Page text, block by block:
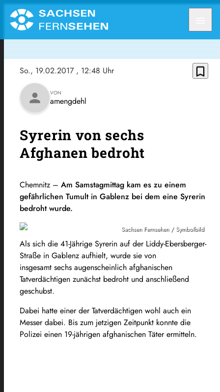
So., 19.02.2017 , 12:48 Uhr bookmark_border
person VON
amengdehl
Syrerin von sechs
Afghanen bedroht
Chemnitz – Am Samstagmittag kam es zu einem
gefährlichen Tumult in Gablenz bei dem eine Syrerin
bedroht wurde.
Sachsen Fernsehen / Symbolbild
Als sich die 41-Jährige Syrerin auf der Liddy-Ebersberger-
Straße in Gablenz aufhielt, wurde sie von
insgesamt sechs augenscheinlich afghanischen
Tatverdächtigen zunächst bedroht und anschließend
geschubst.
Dabei hatte einer der Tatverdächtigen wohl auch ein
Messer dabei. Bis zum jetzigen Zeitpunkt konnte die
Polizei einen 19-jährigen afghanischen Täter ermitteln.